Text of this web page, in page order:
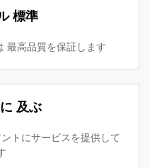
標準
最高品質を保証します
及ぶ
トにサービスを提供して